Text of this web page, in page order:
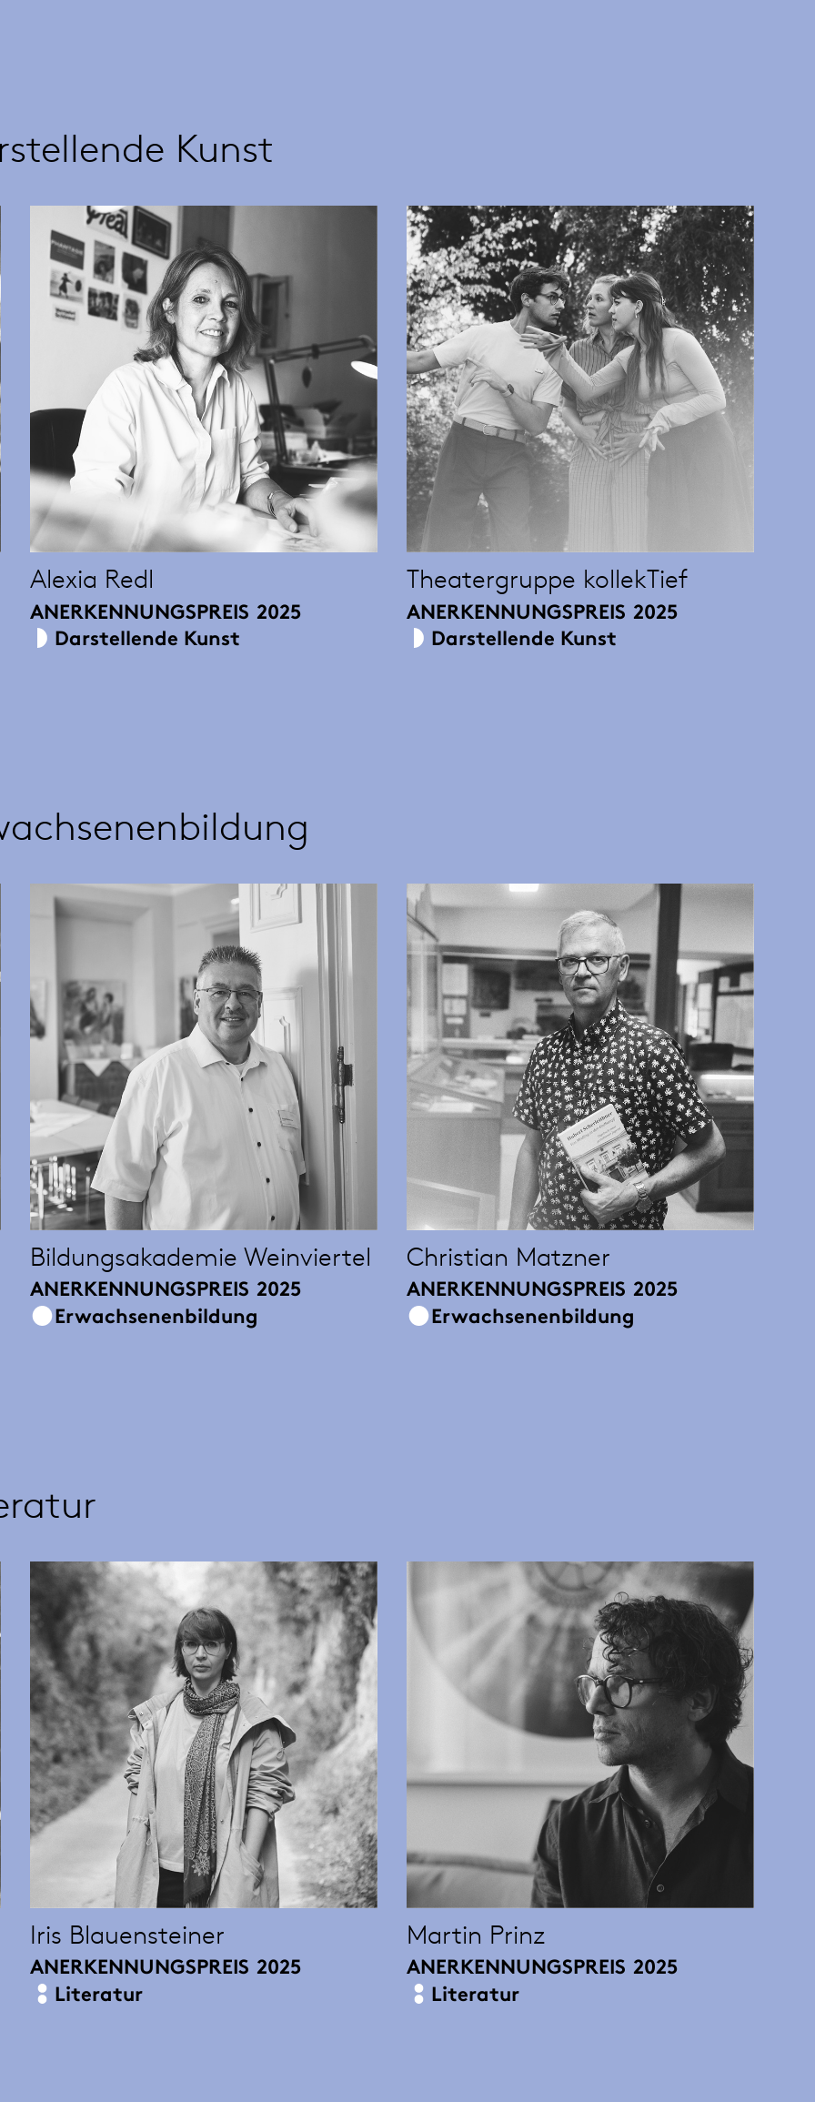
Kunst
Alexia Redl
ANERKENNUNGSPREIS 2025
Darstellende Kunst
Theatergruppe kollekTief
ANERKENNUNGSPREIS 2025
Darstellende Kunst
Bildungsakademie Weinviertel
ANERKENNUNGSPREIS 2025
Erwachsenenbildung
Christian Matzner
ANERKENNUNGSPREIS 2025
Erwachsenenbildung
Iris Blauensteiner
ANERKENNUNGSPREIS 2025
Literatur
Martin Prinz
ANERKENNUNGSPREIS 2025
Literatur